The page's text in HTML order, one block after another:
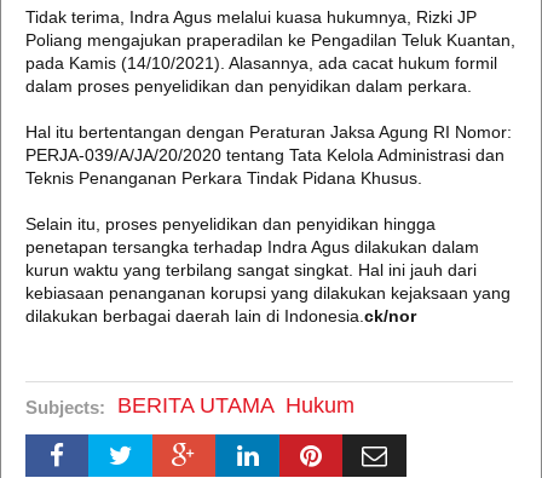
Tidak terima, Indra Agus melalui kuasa hukumnya, Rizki JP
Poliang mengajukan praperadilan ke Pengadilan Teluk Kuantan,
pada Kamis (14/10/2021). Alasannya, ada cacat hukum formil
dalam proses penyelidikan dan penyidikan dalam perkara.
Hal itu bertentangan dengan Peraturan Jaksa Agung RI Nomor:
PERJA-039/A/JA/20/2020 tentang Tata Kelola Administrasi dan
Teknis Penanganan Perkara Tindak Pidana Khusus.
Selain itu, proses penyelidikan dan penyidikan hingga
penetapan tersangka terhadap Indra Agus dilakukan dalam
kurun waktu yang terbilang sangat singkat. Hal ini jauh dari
kebiasaan penanganan korupsi yang dilakukan kejaksaan yang
dilakukan berbagai daerah lain di Indonesia. ck/nor
Subjects: BERITA UTAMA Hukum